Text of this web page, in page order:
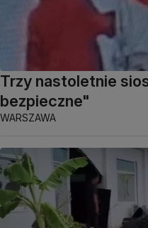
Trzy nastoletnie
bezpieczne"
WARSZAWA